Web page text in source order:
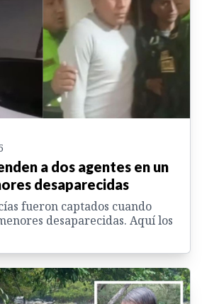
a dos agentes en un
desaparecidas
fueron captados cuando
desaparecidas. Aquí los